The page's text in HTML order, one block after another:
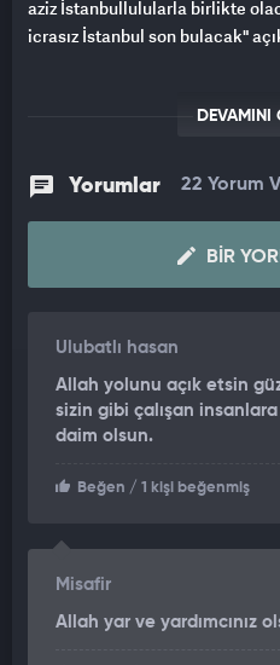
aziz İstanbullulularla birlikte
icrasız İstanbul son bulacak"
DEVAMINI
Yorumlar 22 Yorum
BIR
Ulubatlı hasan
Allah yolunu açık etsin
sizin gibi çalışan insanlara
daim olsun.
Beğen / 1 kişi beğenmiş
Misafir
Allah yar ve yardımcınız